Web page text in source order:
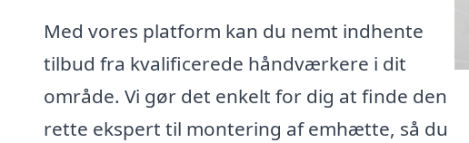
Med vores platform kan du nemt indhente
tilbud fra kvalificerede håndværkere i dit
område. Vi gør det enkelt for dig at finde den
rette ekspert til montering af emhætte, så du